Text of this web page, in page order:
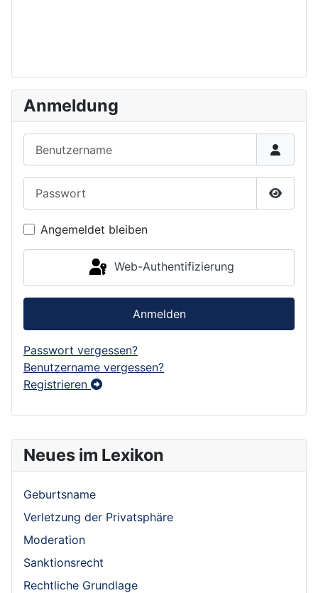
Neues im Lexikon
Geburtsname
Verletzung der Privatsphäre
Moderation
Sanktionsrecht
Rechtliche Grundlage
Anmeldung
Angemeldet bleiben
Web-Authentifizierung
Anmelden
Passwort vergessen?
Benutzername vergessen?
Registrieren